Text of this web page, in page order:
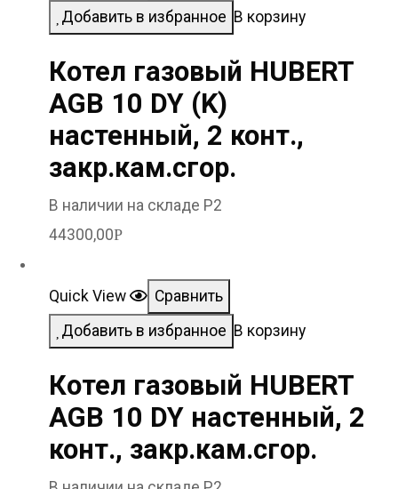
Добавить в избранное В корзину
Котел газовый HUBERT
AGB 10 DY (K)
настенный, 2 конт.,
закр.кам.сгор.
В наличии на складе Р2
44300,00Р
Quick View
Сравнить
Добавить в избранное В корзину
Котел газовый HUBERT
AGB 10 DY настенный, 2
конт., закр.кам.сгор.